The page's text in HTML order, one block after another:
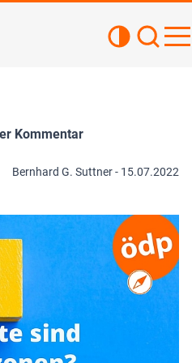
Kommentar
Bernhard G. Suttner - 15.07.2022